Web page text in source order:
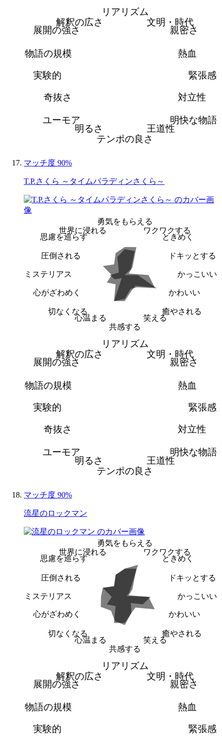
リアリズム
文明・時代
親密さ
熱血
緊張感
対立性
明快な物語
王道性
テンポの良さ
明るさ
ユーモア
奇抜さ
実験的
物語の規模
展開の強さ
解釈の広さ
マッチ度 90%
T.P.さくら ～タイムパラディンさくら～
勇気をもらえる
ワクワクする
ときめく
ドキッとする
かっこいい
かわいい
癒やされる
笑える
共感する
心温まる
切なくなる
心がざわめく
ミステリアス
圧倒される
思慮を巡らす
世界に浸れる
リアリズム
文明・時代
親密さ
熱血
緊張感
対立性
明快な物語
王道性
テンポの良さ
明るさ
ユーモア
奇抜さ
実験的
物語の規模
展開の強さ
解釈の広さ
マッチ度 90%
流星のロックマン
勇気をもらえる
ワクワクする
ときめく
ドキッとする
かっこいい
かわいい
癒やされる
笑える
共感する
心温まる
切なくなる
心がざわめく
ミステリアス
圧倒される
思慮を巡らす
世界に浸れる
リアリズム
文明・時代
親密さ
熱血
緊張感
実験的
物語の規模
展開の強さ
解釈の広さ